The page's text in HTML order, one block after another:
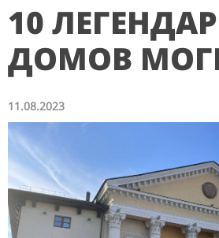
10
ДОМОВ
11.08.2023